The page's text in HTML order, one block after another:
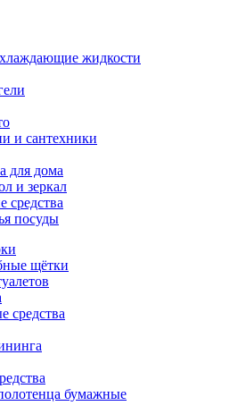
жидкости
и сантехники
для дома
и зеркал
средства
посуды
щётки
средства
бумажные